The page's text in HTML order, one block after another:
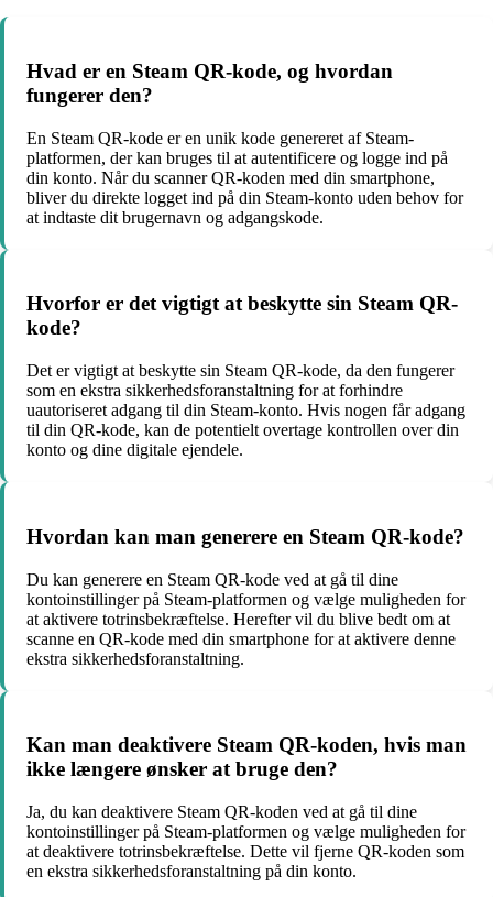
Hvad er en Steam QR-kode, og hvordan
fungerer den?
En Steam QR-kode er en unik kode genereret af Steam-
platformen, der kan bruges til at autentificere og logge ind på
din konto. Når du scanner QR-koden med din smartphone,
bliver du direkte logget ind på din Steam-konto uden behov for
at indtaste dit brugernavn og adgangskode.
Hvorfor er det vigtigt at beskytte sin Steam QR-
kode?
Det er vigtigt at beskytte sin Steam QR-kode, da den fungerer
som en ekstra sikkerhedsforanstaltning for at forhindre
uautoriseret adgang til din Steam-konto. Hvis nogen får adgang
til din QR-kode, kan de potentielt overtage kontrollen over din
konto og dine digitale ejendele.
Hvordan kan man generere en Steam QR-kode?
Du kan generere en Steam QR-kode ved at gå til dine
kontoinstillinger på Steam-platformen og vælge muligheden for
at aktivere totrinsbekræftelse. Herefter vil du blive bedt om at
scanne en QR-kode med din smartphone for at aktivere denne
ekstra sikkerhedsforanstaltning.
Kan man deaktivere Steam QR-koden, hvis man
ikke længere ønsker at bruge den?
Ja, du kan deaktivere Steam QR-koden ved at gå til dine
kontoinstillinger på Steam-platformen og vælge muligheden for
at deaktivere totrinsbekræftelse. Dette vil fjerne QR-koden som
en ekstra sikkerhedsforanstaltning på din konto.